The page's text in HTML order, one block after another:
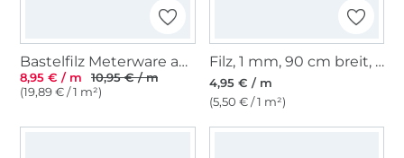
Bastelfilz Meterware anthrazit
8,95 € / m
10,95 € / m
(19,89 € / 1 m²)
Filz, 1 mm, 90 cm breit, dunkelgrün
4,95 € / m
(5,50 € / 1 m²)